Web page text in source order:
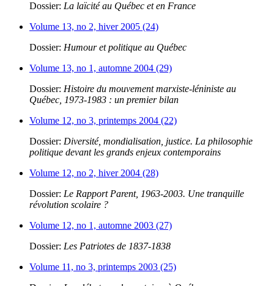
Dossier: La laïcité au Québec et en France
Volume 13, no 2, hiver 2005 (24)
Dossier: Humour et politique au Québec
Volume 13, no 1, automne 2004 (29)
Dossier: Histoire du mouvement marxiste-léniniste au
Québec, 1973-1983 : un premier bilan
Volume 12, no 3, printemps 2004 (22)
Dossier: Diversité, mondialisation, justice. La philosophie
politique devant les grands enjeux contemporains
Volume 12, no 2, hiver 2004 (28)
Dossier: Le Rapport Parent, 1963-2003. Une tranquille
révolution scolaire ?
Volume 12, no 1, automne 2003 (27)
Dossier: Les Patriotes de 1837-1838
Volume 11, no 3, printemps 2003 (25)